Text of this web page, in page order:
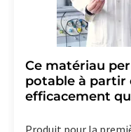
Ce matériau
potable à partir
efficacement